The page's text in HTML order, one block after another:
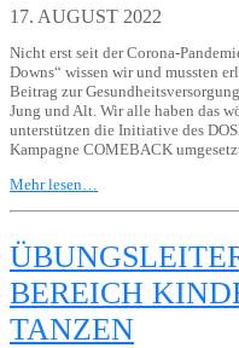
17. AUGUST 2022
Nicht erst seit der Corona-
Downs“ wissen wir und mussten
Beitrag zur
Jung und Alt. Wir alle haben das
unterstützen die Initiative des
Kampagne COMEBACK
Mehr lesen…
BEREICH
TANZEN